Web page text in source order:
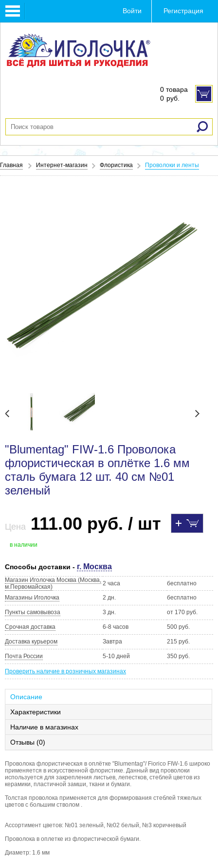
Toggle
navigation
Войти Регистрация
0 товара
0 руб.
Главная Интернет-магазин Флористика Проволоки и ленты
"Blumentag" FIW-1.6 Проволока
флористическая в оплётке 1.6 мм
сталь бумага 12 шт. 40 см №01
зеленый
Цена 111.00 руб. / шт
в наличии
Способы доставки - г. Москва
Магазин Иголочка Москва (Москва,
м.Первомайская)
2 часа бесплатно
Магазины Иголочка 2 дн. бесплатно
Пункты самовывоза 3 дн. от 170 руб.
Срочная доставка 6-8 часов 500 руб.
Доставка курьером Завтра 215 руб.
Почта России 5-10 дней 350 руб.
Проверить наличие в розничных магазинах
Описание
Характеристики
Наличие в магазинах
Отзывы (0)
Проволока флористическая в оплётке "Blumentag"/ Fiorico FIW-1.6 широко
применяется в искусственной флористике. Данный вид проволоки
используется для закрепления листьев, лепестков, стеблей цветов из
керамики, пластичной замши, ткани и бумаги.
Толстая проволока применяется для формирования стеблей тяжелых
цветов с большим стволом .
Ассортимент цветов: №01 зеленый, №02 белый, №3 коричневый
Проволока в оплетке из флористической бумаги.
Диаметр: 1.6 мм